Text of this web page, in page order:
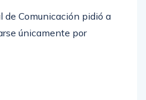
de Comunicación pidió a
únicamente por